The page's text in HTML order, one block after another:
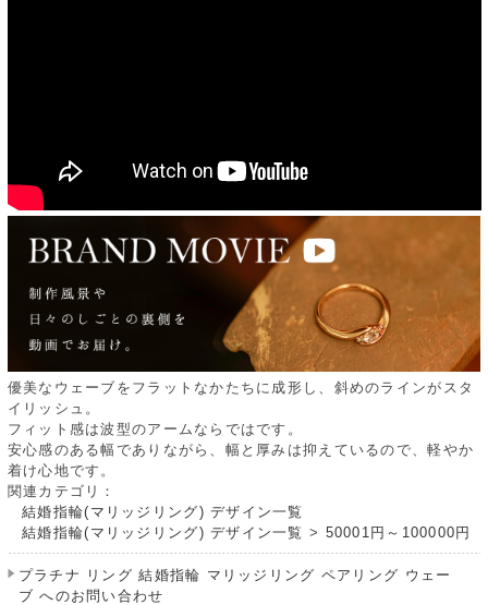
優美なウェーブをフラットなかたちに成形し、斜めのラインがスタ
イリッシュ。
フィット感は波型のアームならではです。
安心感のある幅でありながら、幅と厚みは抑えているので、軽やか
着け心地です。
関連カテゴリ：
結婚指輪(マリッジリング) デザイン一覧
結婚指輪(マリッジリング) デザイン一覧 > 50001円～100000円
プラチナ リング 結婚指輪 マリッジリング ペアリング ウェー
ブ へのお問い合わせ